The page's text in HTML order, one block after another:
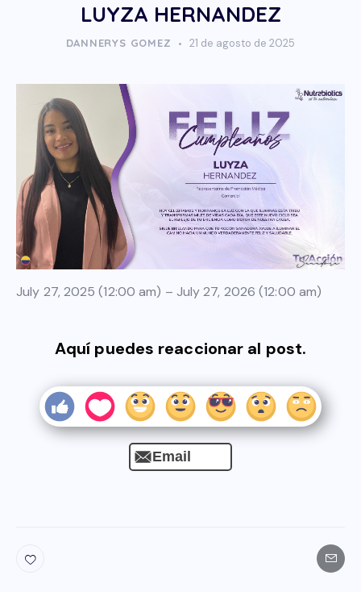
LUYZA HERNANDEZ
DANNERYS GOMEZ 21 de agosto de 2025
July 27, 2025 (12:00 am) – July 27, 2026 (12:00 am)
Aquí puedes reaccionar al post.
Email